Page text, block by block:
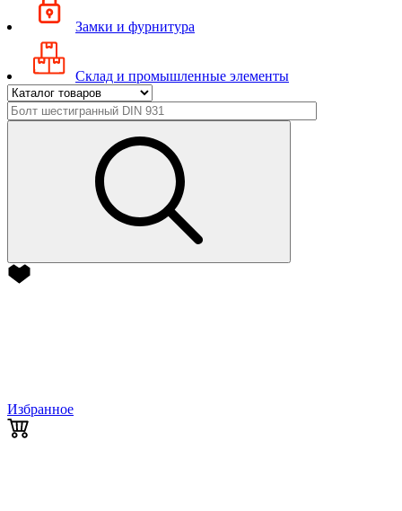
Замки и фурнитура
Склад и промышленные элементы
Избранное